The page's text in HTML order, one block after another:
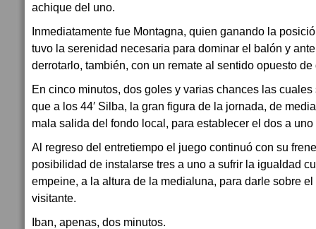
achique del uno.
Inmediatamente fue Montagna, quien ganando la
tuvo la serenidad necesaria para dominar el balón y
derrotarlo, también, con un remate al sentido opuesto
En cinco minutos, dos goles y varias chances las
que a los 44′ Silba, la gran figura de la jornada, de
mala salida del fondo local, para establecer el dos a
Al regreso del entretiempo el juego continuó con su
posibilidad de instalarse tres a uno a sufrir la igualdad
empeine, a la altura de la medialuna, para darle sobre
visitante.
Iban, apenas, dos minutos.